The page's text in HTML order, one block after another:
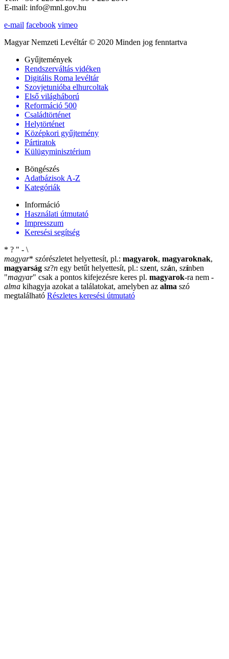
E-mail: info@mnl.gov.hu
e-mail facebook vimeo
Magyar Nemzeti Levéltár © 2020 Minden jog fenntartva
Gyűjtemények
Rendszerváltás vidéken
Digitális Roma levéltár
Szovjetunióba elhurcoltak
Első világháború
Reformáció 500
Családtörténet
Helytörténet
Középkori gyűjtemény
Pártiratok
Külügyminisztérium
Böngészés
Adatbázisok A-Z
Kategóriák
Információ
Használati útmutató
Impresszum
Keresési segítség
* ? " - \
magyar* szórészletet helyettesít, pl.: magyarok, magyaroknak,
magyarság sz?n egy betűt helyettesít, pl.: szent, szán, színben
"magyar" csak a pontos kifejezésre keres pl. magyarok-ra nem -
alma kihagyja azokat a találatokat, amelyben az alma szó
megtalálható Részletes keresési útmutató